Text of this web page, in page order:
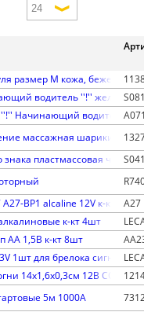
размер M кожа, бежевый
водитель ''!'' желтый
''!'' Начинающий водитель
массажная шарики
знака пластмассовая
BP1 alcaline 12V к-кт 5шт
A27
к-кт 4шт
АА 1,5В к-кт 8шт
1шт для брелока
14х1,6х0,3см 12В COB к-
5м 1000А